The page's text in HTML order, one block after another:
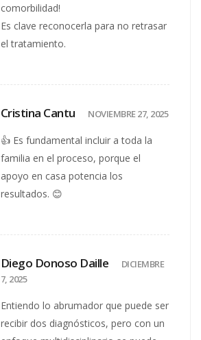
comorbilidad!
Es clave reconocerla para no retrasar
el tratamiento.
Cristina Cantu NOVIEMBRE 27, 2025
👍 Es fundamental incluir a toda la
familia en el proceso, porque el
apoyo en casa potencia los
resultados. 😊
Diego Donoso Daille
DICIEMBRE
7, 2025
Entiendo lo abrumador que puede ser
recibir dos diagnósticos, pero con un